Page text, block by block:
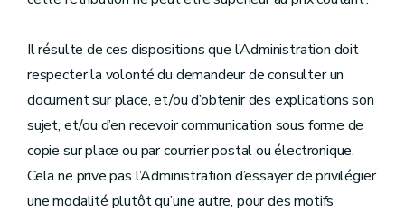
Il résulte de ces dispositions que l’Administration doit
respecter la volonté du demandeur de consulter un
document sur place, et/ou d’obtenir des explications son
sujet, et/ou d’en recevoir communication sous forme de
copie sur place ou par courrier postal ou électronique.
Cela ne prive pas l’Administration d’essayer de privilégier
une modalité plutôt qu’une autre, pour des motifs